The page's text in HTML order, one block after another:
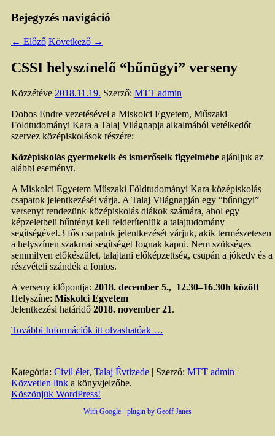
Bejegyzés navigáció
← Előző Következő →
CSSI helyszínelő “bűnügyi” verseny
Közzétéve 2018.11.19. Szerző: MTT admin
Dobos Endre vezetésével a Miskolci Egyetem, Műszaki
Földtudományi Kara a Talaj Világnapja alkalmából vetélkedőt
szervez középiskolások részére:
Középiskolás gyermekeik és ismerőseik figyelmébe ajánljuk az
alábbi eseményt.
A Miskolci Egyetem Műszaki Földtudományi Kara középiskolás
csapatok jelentkezését várja. A Talaj Világnapján egy “bűnügyi”
versenyt rendezünk középiskolás diákok számára, ahol egy
képzeletbeli bűntényt kell felderíteniük a talajtudomány
segítségével.3 fős csapatok jelentkezését várjuk, akik természetesen
a helyszínen szakmai segítséget fognak kapni. Nem szükséges
semmilyen előkészület, talajtani előképzettség, csupán a jókedv és a
részvételi szándék a fontos.
A verseny időpontja: 2018. december 5., 12.30–16.30h között
Helyszíne: Miskolci Egyetem
Jelentkezési határidő 2018. november 21.
További Információk itt olvashatóak …
Kategória: Civil élet, Talaj Évtizede | Szerző: MTT admin
Közvetlen link a könyvjelzőbe.
Köszönjük WordPress!
With Google+ plugin by Geoff Janes